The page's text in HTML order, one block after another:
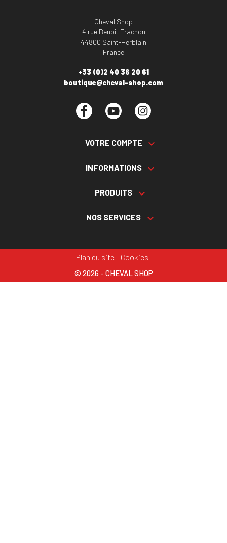
Cheval Shop
4 rue Benoît Frachon
44800 Saint-Herblain
France
+33 (0)2 40 36 20 61
boutique@cheval-shop.com
Facebook YouTube
VOTRE COMPTE 
INFORMATIONS 
PRODUITS 
NOS SERVICES 
Plan du site Cookies
© 2026 - CHEVAL SHOP